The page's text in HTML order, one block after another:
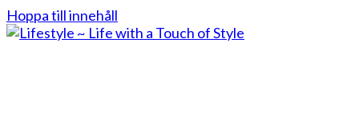
Hoppa till innehåll